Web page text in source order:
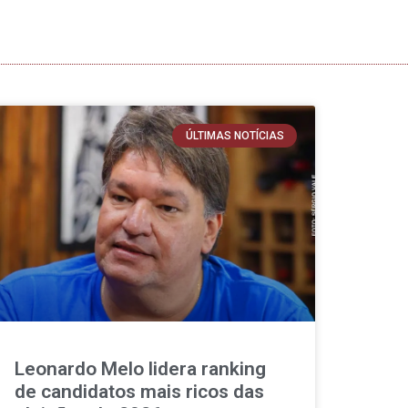
ÚLTIMAS NOTÍCIAS
Leonardo Melo lidera ranking
de candidatos mais ricos das